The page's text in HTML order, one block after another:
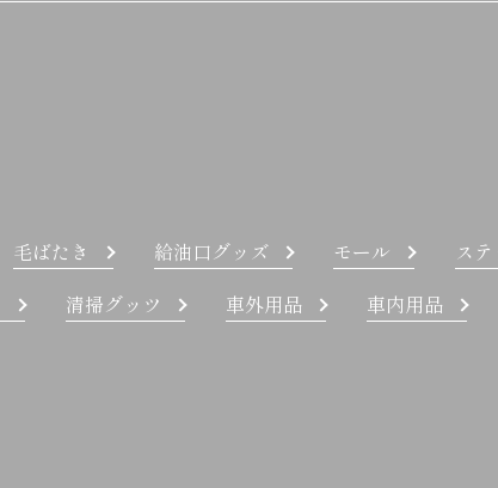
毛ばたき 給油口グッズ モール
ス
清掃グッツ 車外用品 車内用品